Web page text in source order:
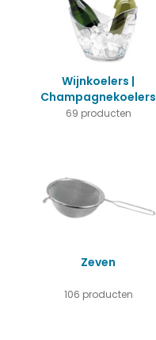
Wijnkoelers |
Champagnekoelers
69 producten
Zeven
106 producten